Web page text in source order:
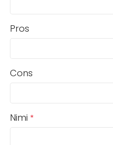
Pros
Cons
Nimi *